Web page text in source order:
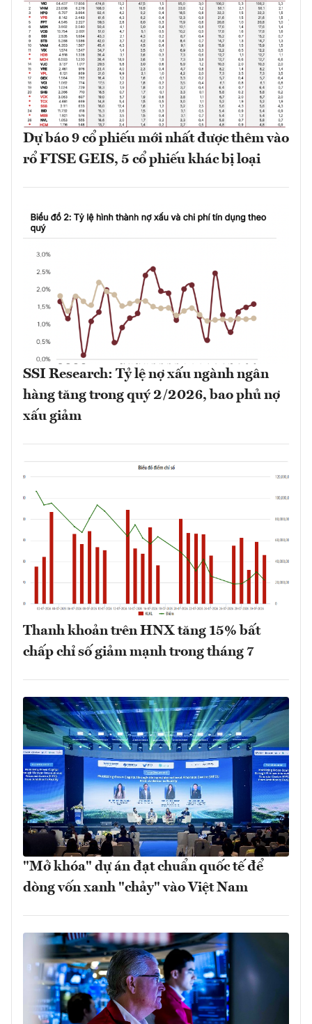
Dự báo 9 cổ phiếu mới nhất được thêm vào
rổ FTSE GEIS, 5 cổ phiếu khác bị loại
SSI Research: Tỷ lệ nợ xấu ngành ngân
hàng tăng trong quý 2/2026, bao phủ nợ
xấu giảm
Thanh khoản trên HNX tăng 15% bất
chấp chỉ số giảm mạnh trong tháng 7
"Mở khóa" dự án đạt chuẩn quốc tế để
dòng vốn xanh "chảy" vào Việt Nam